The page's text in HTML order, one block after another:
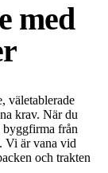
med
väletablerade
krav. När du
byggfirma från
Vi är vana vid
och trakten